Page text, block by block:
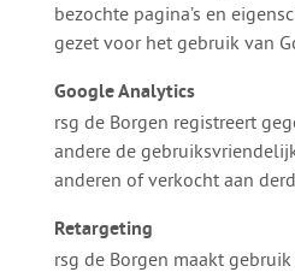
bezochte pagina’s en
gezet voor het gebruik van
Google Analytics
rsg de Borgen registreert
andere de
anderen of verkocht aan
Retargeting
rsg de Borgen maakt